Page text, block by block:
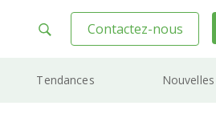
Contactez-nous
Tendances Nouvelles